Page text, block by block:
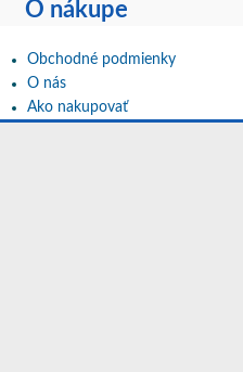
O nákupe
Obchodné podmienky
O nás
Ako nakupovať